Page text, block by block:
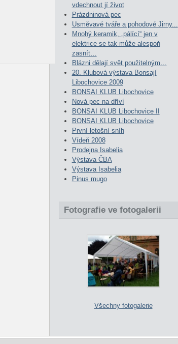
vdechnout jí život
Prázdninová pec
Usměvavé tváře a pohodové Jirny...
Mnohý keramik, „pálící“ jen v
elektrice se tak může alespoň
zasnít…
Blázni dělají svět použitelným…
20. Klubová výstava Bonsají
Libochovice 2009
BONSAI KLUB Libochovice
Nová pec na dříví
BONSAI KLUB Libochovice II
BONSAI KLUB Libochovice
První letošní sníh
Vídeň 2008
Prodejna Isabelia
Výstava ČBA
Výstava Isabelia
Pinus mugo
Fotografie ve fotogalerii
Všechny fotogalerie